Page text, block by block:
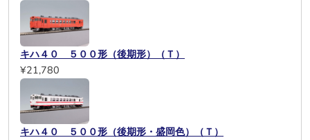
キハ４０ ５００形（後期形）（Ｔ）
¥21,780
キハ４０ ５００形（後期形・盛岡色）（Ｔ）